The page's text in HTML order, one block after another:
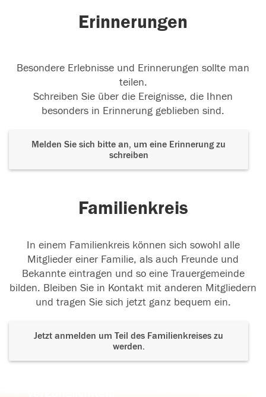
Erinnerungen
Besondere Erlebnisse und Erinnerungen sollte man
teilen.
Schreiben Sie über die Ereignisse, die Ihnen
besonders in Erinnerung geblieben sind.
Melden Sie sich bitte an, um eine Erinnerung zu
schreiben
Familienkreis
In einem Familienkreis können sich sowohl alle
Mitglieder einer Familie, als auch Freunde und
Bekannte eintragen und so eine Trauergemeinde
bilden. Bleiben Sie in Kontakt mit anderen Mitgliedern
und tragen Sie sich jetzt ganz bequem ein.
Jetzt anmelden um Teil des Familienkreises zu
werden.